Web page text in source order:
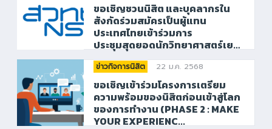
ขอเชิญชวนนิสิต และบุคลากรใน
สังกัดร่วมสมัครเป็นผู้แทน
ประเทศไทยเข้าร่วมการ
ประชุมสุดยอดนักวิทยาศาสตร์เย…
ข่าวกิจการนิสิต 22 ม.ค. 2568
ขอเชิญเข้าร่วมโครงการเตรียม
ความพร้อมของนิสิตก่อนเข้าสู่โลก
ของการทำงาน (PHASE 2 : MAKE
YOUR EXPERIENC...